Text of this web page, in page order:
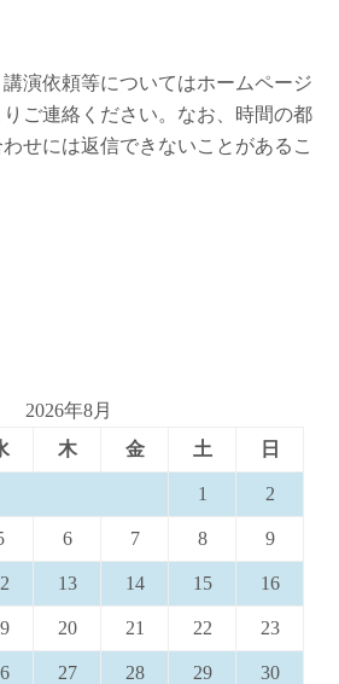
演依頼等についてはホームページ
ご連絡ください。なお、時間の都
せには返信できないことがあるこ
2026年8月
木 金 土 日
1 2
6 7 8 9
13 14 15 16
20 21 22 23
27 28 29 30